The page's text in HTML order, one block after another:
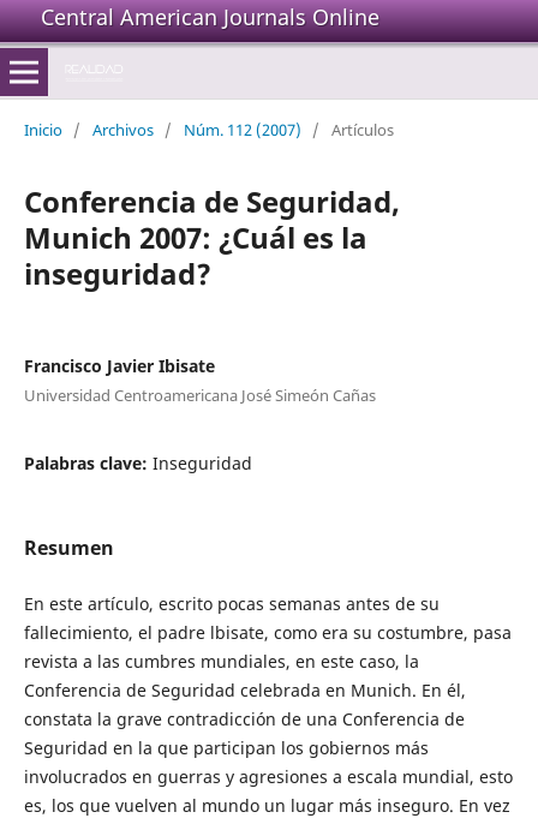
Central American Journals Online
Inicio / Archivos / Núm. 112 (2007) / Artículos
Conferencia de Seguridad,
Munich 2007: ¿Cuál es la
inseguridad?
Francisco Javier Ibisate
Universidad Centroamericana José Simeón Cañas
Palabras clave: Inseguridad
Resumen
En este artículo, escrito pocas semanas antes de su
fallecimiento, el padre lbisate, como era su costumbre, pasa
revista a las cumbres mundiales, en este caso, la
Conferencia de Seguridad celebrada en Munich. En él,
constata la grave contradicción de una Conferencia de
Seguridad en la que participan los gobiernos más
involucrados en guerras y agresiones a escala mundial, esto
es, los que vuelven al mundo un lugar más inseguro. En vez